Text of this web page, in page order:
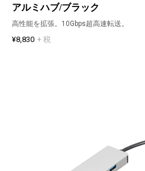
アルミハブ/ブラック
高性能を拡張。10Gbps超高速転送。
¥8,830 + 税